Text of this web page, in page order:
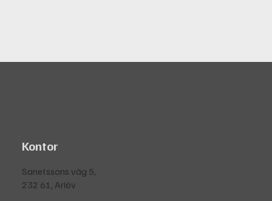
Kontor
Sanetssons väg 5,
232 61, Arlöv